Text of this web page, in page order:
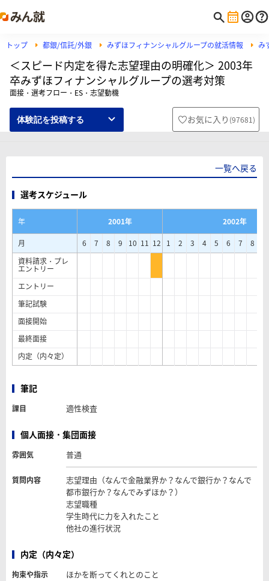
トップ 都銀/信託/外銀 みずほフィナンシャルグループの就活情報 み
＜スピード内定を得た志望理由の明確化＞ 2003年
卒みずほフィナンシャルグループの選考対策
面接・選考フロー・ES・志望動機
体験記を投稿する お気に入り (97681)
一覧へ戻る
選考スケジュール
年 2001年
2002年
月
6 7 8 9 10 11 12 1 2 3 4 5 6 7 8
資料請求・プレ
エントリー
エントリー
筆記試験
面接開始
最終面接
内定（内々定）
筆記
課目 適性検査
個人面接・集団面接
雰囲気 普通
質問内容
志望理由（なんで金融業界か？なんで銀行か？なんで
都市銀行か？なんでみずほか？）
志望職種
学生時代に力を入れたこと
他社の進行状況
内定（内々定）
拘束や指示 ほかを断ってくれとのこと